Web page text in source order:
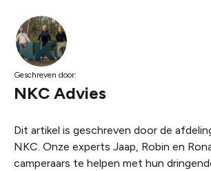
Geschreven door:
NKC Advies
Dit artikel is geschreven door de
NKC. Onze experts Jaap, Robin en
camperaars te helpen met hun